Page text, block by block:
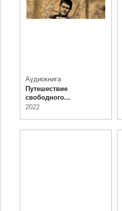
Аудиокнига
Путешествие
свободного...
2022